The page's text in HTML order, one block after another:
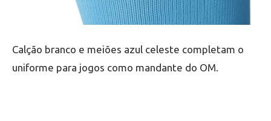
Calção branco e meiões azul celeste completam o
uniforme para jogos como mandante do OM.